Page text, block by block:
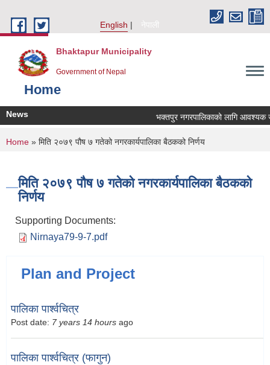
English
नेपाली
Bhaktapur Municipality
Government of Nepal
Home
News भक्तपुर नगरपालिकाको लागि आवश्यक
You are here
Home » मिति २०७९ पौष ७ गतेको नगरकार्यपालिका बैठकको निर्णय
मिति २०७९ पौष ७ गतेको नगरकार्यपालिका बैठकको
निर्णय
Supporting Documents:
Nirnaya79-9-7.pdf
Plan and Project
पालिका पार्श्वचित्र
Post date: 7 years 14 hours ago
पालिका पार्श्वचित्र (फागुन)